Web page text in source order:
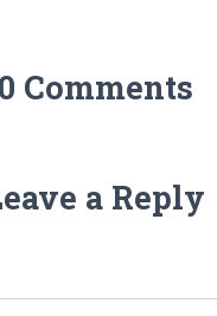
0 Comments
a Reply